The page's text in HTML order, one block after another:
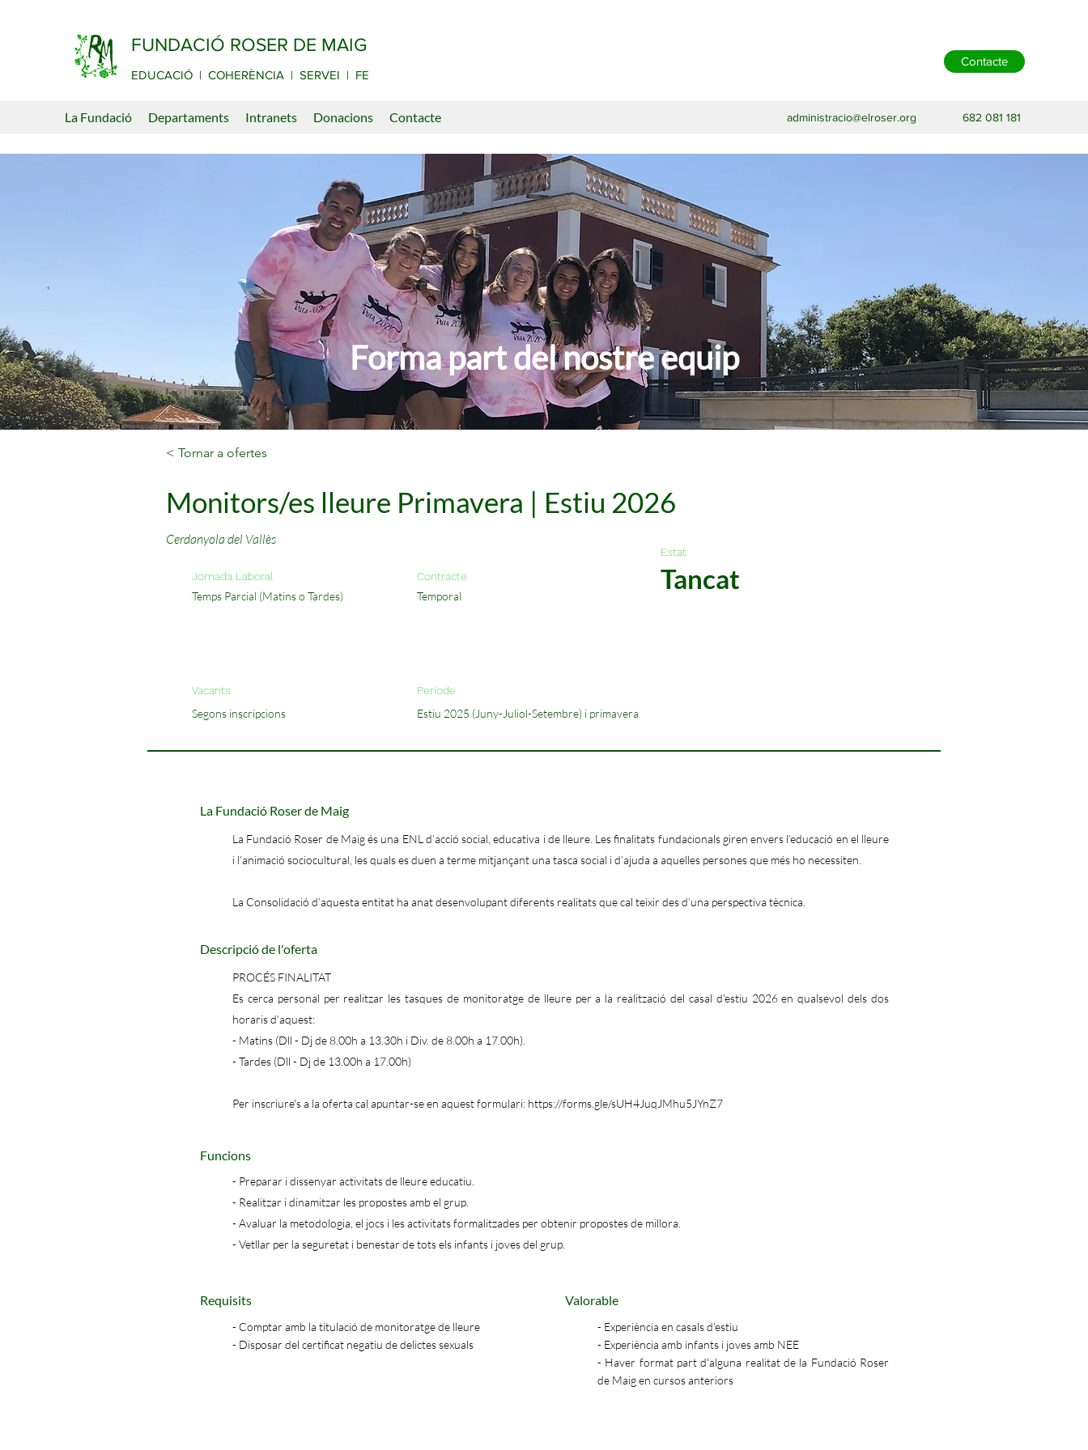
FUNDACIÓ ROSER DE MAIG
EDUCACIÓ | COHERÈNCIA | SERVEI | FE
Contacte
La Fundació Departaments Intranets Donacions Contacte administracio@elroser.org 682 081 181
Forma part del nostre equip
< Tornar a ofertes
Monitors/es lleure Primavera | Estiu 2026
Cerdanyola del Vallès
Estat
Jornada Laboral
Temps Parcial (Matins o Tardes)
Contracte
Temporal
Tancat
Vacants
Segons inscripcions
Període
Estiu 2025 (Juny-Juliol-Setembre) i primavera
La Fundació Roser de Maig
La Fundació Roser de Maig és una ENL d’acció social, educativa i de lleure. Les finalitats fundacionals giren envers l’educació en el lleure
i l’animació sociocultural, les quals es duen a terme mitjançant una tasca social i d’ajuda a aquelles persones que més ho necessiten.
La Consolidació d’aquesta entitat ha anat desenvolupant diferents realitats que cal teixir des d’una perspectiva tècnica.
Descripció de l'oferta
PROCÉS FINALITAT
Es cerca personal per realitzar les tasques de monitoratge de lleure per a la realització del casal d'estiu 2026 en qualsevol dels dos
horaris d'aquest:
- Matins (Dll - Dj de 8.00h a 13.30h i Div. de 8.00h a 17.00h).
- Tardes (Dll - Dj de 13.00h a 17.00h)
Per inscriure's a la oferta cal apuntar-se en aquest formulari: https://forms.gle/sUH4JuqJMhu5JYnZ7
Funcions
- Preparar i dissenyar activitats de lleure educatiu.
- Realitzar i dinamitzar les propostes amb el grup.
- Avaluar la metodologia, el jocs i les activitats formalitzades per obtenir propostes de millora.
- Vetllar per la seguretat i benestar de tots els infants i joves del grup.
Requisits
- Comptar amb la titulació de monitoratge de lleure
- Disposar del certificat negatiu de delictes sexuals
Valorable
- Experiència en casals d'estiu
- Experiència amb infants i joves amb NEE
- Haver format part d'alguna realitat de la Fundació Roser
de Maig en cursos anteriors